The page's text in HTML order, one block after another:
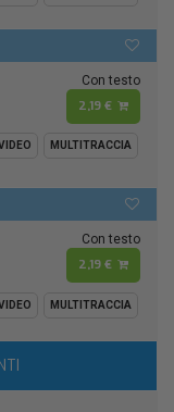
Con testo
2,19 €
MULTITRACCIA
Con testo
2,19 €
MULTITRACCIA